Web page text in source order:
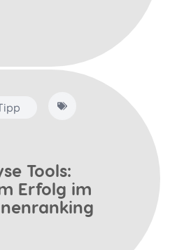
Tools:
Erfolg im